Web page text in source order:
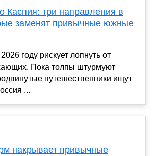
Каспия: три направления в
заменят привычные южные
году рискует лопнуть от
Пока толпы штурмуют
путешественники ищут
...
накрывает привычные